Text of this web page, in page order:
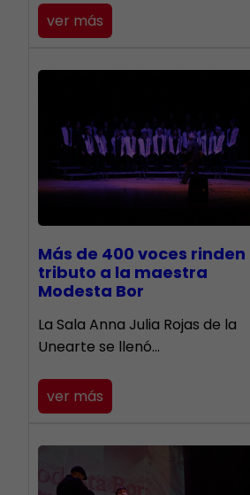
ver más
Más de 400 voces rinden
tributo a la maestra
Modesta Bor
​La Sala Anna Julia Rojas de la
Unearte se llenó…
ver más